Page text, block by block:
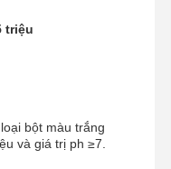
triệu
bột màu trắng
và giá trị ph ≥7.